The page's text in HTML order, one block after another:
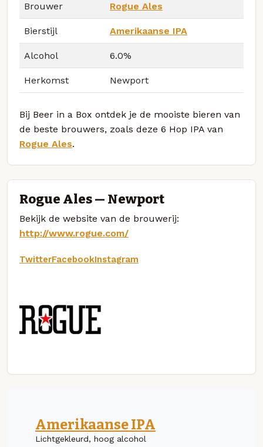
Brouwer Rogue Ales
Bierstijl Amerikaanse IPA
Alcohol 6.0%
Herkomst Newport
Bij Beer in a Box ontdek je de mooiste bieren van
de beste brouwers, zoals deze 6 Hop IPA van
Rogue Ales.
Rogue Ales — Newport
Bekijk de website van de brouwerij:
http://www.rogue.com/
TwitterFacebookInstagram
Amerikaanse IPA
Lichtgekleurd, hoog alcohol